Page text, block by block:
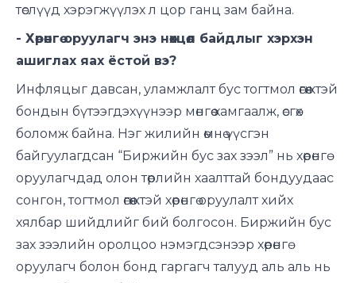
төслүүд хэрэгжүүлэх л цор ганц зам байна.
- Хөрөнгө оруулагч энэ нөхцөл байдлыг хэрхэн
ашиглах яах ёстой вэ?
Инфляцыг давсан, уламжлалт бус тогтмол өгөөжтэй
бондын бүтээгдэхүүнээр мөнгөө хамгаалж, өсгөх
боломж байна. Нэг жилийн өмнө үүсгэн
байгуулагдсан “Биржийн бус зах зээл” нь хөрөнгө
оруулагчдад олон төрлийн хаалттай бондуудаас
сонгон, тогтмол өгөөжтэй хөрөнгө оруулалт хийх
хялбар шийдлийг бий болгосон. Биржийн бус
зах зээлийн оролцоо нэмэгдсэнээр хөрөнгө
оруулагч болон бонд гаргагч талууд аль аль нь